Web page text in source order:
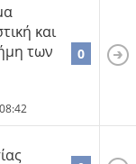
και
των
08:42
0